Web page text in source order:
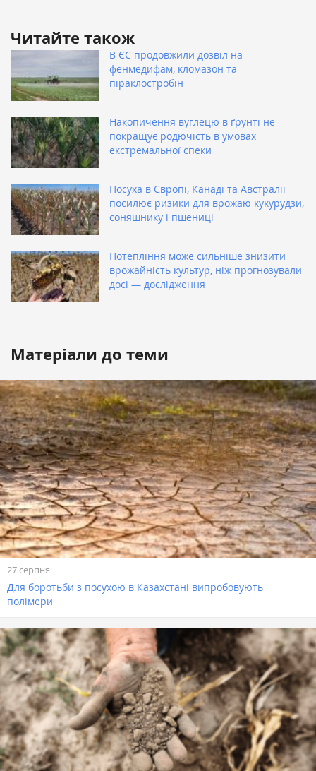
Читайте також
В ЄС продовжили дозвіл на
фенмедифам, кломазон та
піраклостробін
Накопичення вуглецю в ґрунті не
покращує родючість в умовах
екстремальної спеки
Посуха в Європі, Канаді та Австралії
посилює ризики для врожаю кукурудзи,
соняшнику і пшениці
Потепління може сильніше знизити
врожайність культур, ніж прогнозували
досі — дослідження
Матеріали до теми
27 серпня
Для боротьби з посухою в Казахстані випробовують
полімери